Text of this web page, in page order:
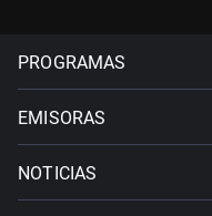
PROGRAMAS
EMISORAS
NOTICIAS